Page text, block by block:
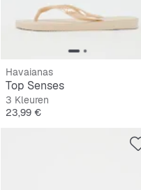
Havaianas
Top Senses
3 Kleuren
Prijs
23,99 €